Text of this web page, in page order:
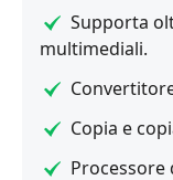
Supporta
multimediali.
Copia e
Processore